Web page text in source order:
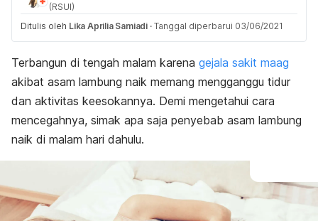
(RSUI)
Ditulis oleh Lika Aprilia Samiadi · Tanggal diperbarui 03/06/2021
Terbangun di tengah malam karena gejala sakit maag
akibat asam lambung naik memang mengganggu tidur
dan aktivitas keesokannya. Demi mengetahui cara
mencegahnya, simak apa saja penyebab asam lambung
naik di malam hari dahulu.